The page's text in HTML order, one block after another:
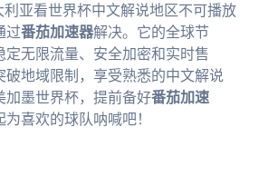
利亚看世界杯中文解说地区不可播放
过番茄加速器解决。它的全球节
定无限流量、安全加密和实时售
破地域限制，享受熟悉的中文解说
加墨世界杯，提前备好番茄加速
喜欢的球队呐喊吧！